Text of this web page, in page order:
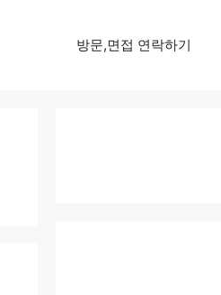
방문,면접 연락하기